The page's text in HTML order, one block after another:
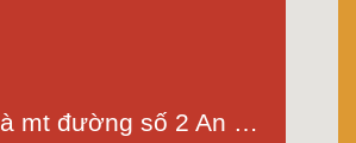
Bán nhà mt đường số 2 An Dương Vương, p.16, quận 8, dt 5x17m, đúc 4 tấm